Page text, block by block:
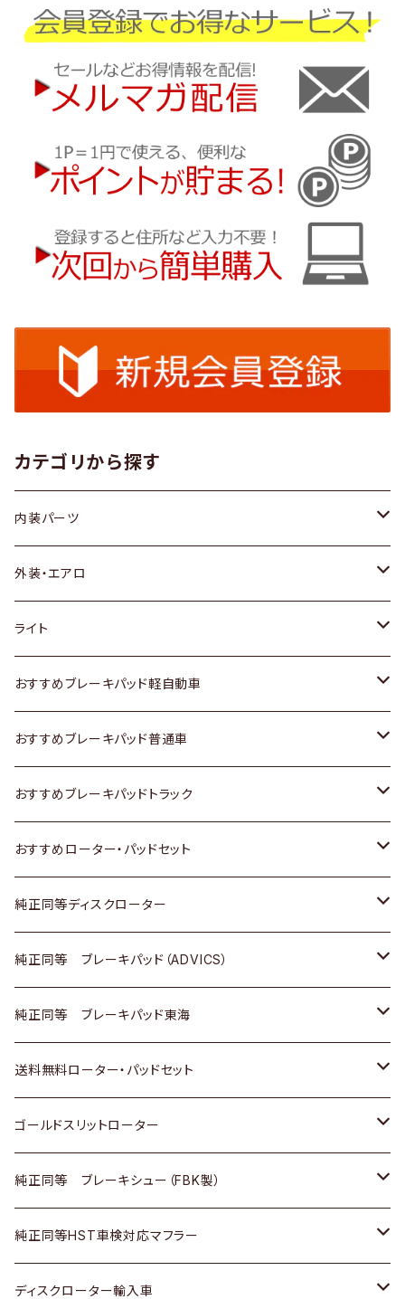
三菱
カテゴリから探す
内装パーツ
トヨタ
ホンダ
スズキ
日産
いすゞ
ダイハツ
マツダ
三菱
スバル
日野
三菱ふそう
ＢＭＷ
外装・エアロ
トヨタ
ホンダ
スズキ
日産
いすゞ
ダイハツ
マツダ
三菱
日野
三菱ふそう
ライト
トヨタ
スズキ
日産
いすゞ
ダイハツ
三菱
日野
三菱ふそう
その他
おすすめブレーキパッド軽自動車
トヨタ
ホンダ
スズキ
日産
ダイハツ
マツダ
三菱
スバル
おすすめブレーキパッド普通車
トヨタ
ホンダ
スズキ
日産
いすゞ
ダイハツ
マツダ
三菱
スバル
おすすめブレーキパッドトラック
トヨタ
日産
いすゞ
ダイハツ
マツダ
三菱
おすすめローター・パッドセット
トヨタ
ホンダ
スズキ
日産
ダイハツ
マツダ
三菱
スバル
純正同等ディスクローター
トヨタ
ホンダ
スズキ
日産
いすゞ
ダイハツ
マツダ
純正同等 ブレーキパッド（ADVICS）
トヨタ
ホンダ
スズキ
日産
ダイハツ
マツダ
純正同等 ブレーキパッド東海
トヨタ
ホンダ
日産
いすゞ
ダイハツ
送料無料ローター・パッドセット
トヨタ
ホンダ
スズキ
日産
ゴールドスリットローター
トヨタ
ホンダ
スズキ
純正同等 ブレーキシュー（FBK製）
ホンダ
スズキ
純正同等HST車検対応マフラー
トヨタ
ディスクローター輸入車